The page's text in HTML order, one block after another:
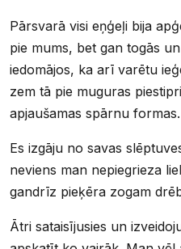
Pārsvarā visi eņģeļi bija
pie mums, bet gan togās
iedomājos, ka arī varētu
zem tā pie muguras
apjaušamas spārnu formas.
Es izgāju no savas
neviens man nepiegrieza
gandrīz pieķēra zogam
Ātri sataisījusies un